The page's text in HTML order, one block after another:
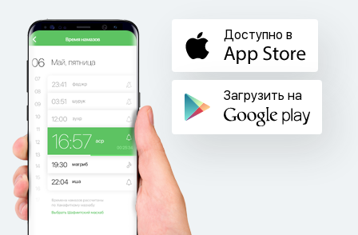
Доступно в
Загрузить на